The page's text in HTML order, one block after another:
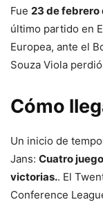
Fue 23 de febrero
último partido en
Europea, ante el
Souza Viola
Cómo
Un inicio de
Jans: Cuatro
victorias.. El
Conference